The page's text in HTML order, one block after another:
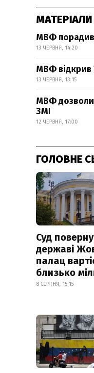
МВФ порадив
13 ЧЕРВНЯ, 14:20
МВФ відкрив
13 ЧЕРВНЯ, 13:15
МВФ
ЗМІ
12 ЧЕРВНЯ, 17:00
ГОЛОВНЕ
Суд
державі
палац
близько
8 СЕРПНЯ, 15:15